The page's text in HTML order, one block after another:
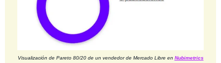
Visualización de Pareto 80/20 de un vendedor de Mercado Libre en Nubimetrics